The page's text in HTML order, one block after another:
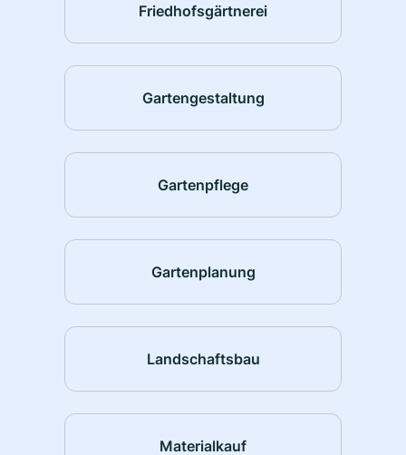
Friedhofsgärtnerei
Gartengestaltung
Gartenpflege
Gartenplanung
Landschaftsbau
Materialkauf